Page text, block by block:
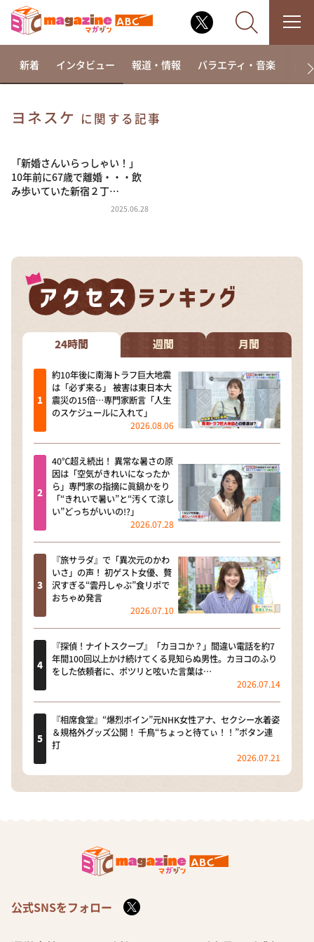
相席食堂
これ余談なんですけど・・・
～人生密着トークバラエティ！～ やすとものいたっ
河合＆A.B.C-Z塚田×福井アナ「なんでやねん！？」
（news おかえり）
DAIGOも台所 ～きょうの献立 何にする？～
本日はダイアンなり！シーズン２
朝だ！生です旅サラダ
教えて！ニュースライブ 正義のミカタ
ＬＩＦＥ～夢のカタチ～
新婚さんいらっしゃい！
ポツンと一軒家
ザキ山小屋本館
ぺこぱのまるスポ
新着 インタビュー 報道・情報 バラエティ・音楽 ド
ヨネスケ に関する記事
「新婚さんいらっしゃい！」
10年前に67歳で離婚・・・飲
み歩いていた新宿２丁…
2025.06.28
24時間 週間 月間
約10年後に南海トラフ巨大地震
は「必ず来る」 被害は東日本大
震災の15倍…専門家断言「人生
のスケジュールに入れて」
2026.08.06
40℃超え続出！ 異常な暑さの原
因は「空気がきれいになったか
ら」専門家の指摘に眞鍋かをり
「“きれいで暑い”と“汚くて涼し
い”どっちがいいの!?」
2026.07.28
『旅サラダ』で「異次元のかわ
いさ」の声！ 初ゲスト女優、贅
沢すぎる“雲丹しゃぶ”食リポで
おちゃめ発言
2026.07.10
『探偵！ナイトスクープ』「カヨコか？」間違い電話を約7
年間100回以上かけ続けてくる見知らぬ男性。カヨコのふり
をした依頼者に、ポツリと呟いた言葉は…
2026.07.14
『相席食堂』“爆烈ボイン”元NHK女性アナ、セクシー水着姿
＆規格外グッズ公開！ 千鳥“ちょっと待てぃ！！”ボタン連
打
2026.07.21
公式SNSをフォロー